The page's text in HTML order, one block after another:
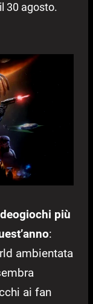
30 agosto.
più
:
ambientata
ai fan